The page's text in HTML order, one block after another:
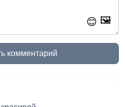
😊 🖼️
комментарий